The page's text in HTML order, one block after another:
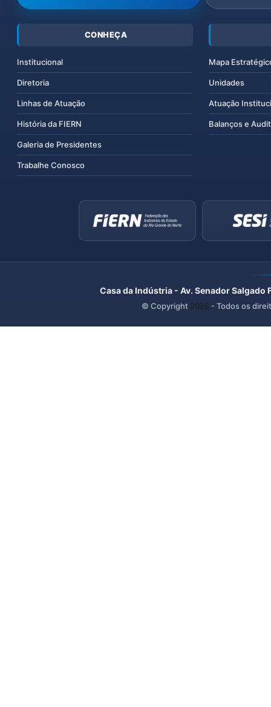
CONHEÇA
Institucional
Diretoria
Linhas de Atuação
História da FIERN
Galeria de Presidentes
Trabalhe Conosco
Mapa
Unidades
Atuação
Balanços e
Casa da Indústria - Av. Senador
© Copyright 2026 - Todos os